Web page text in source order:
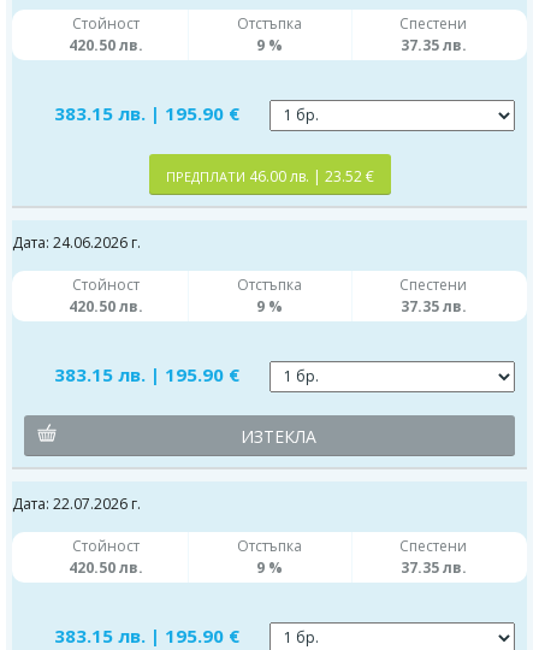
Стойност
420.50 лв.
Отстъпка
9 %
Спестени
37.35 лв.
383.15 лв. | 195.90 €
ПРЕДПЛАТИ 46.00 лв. | 23.52 €
Дата: 24.06.2026 г.
Стойност
420.50 лв.
Отстъпка
9 %
Спестени
37.35 лв.
383.15 лв. | 195.90 €
ИЗТЕКЛА
Дата: 22.07.2026 г.
Стойност
420.50 лв.
Отстъпка
9 %
Спестени
37.35 лв.
383.15 лв. | 195.90 €